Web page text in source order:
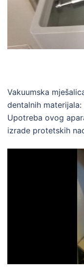
Vakuumska
dentalnih
Upotreba ovog
izrade protetskih